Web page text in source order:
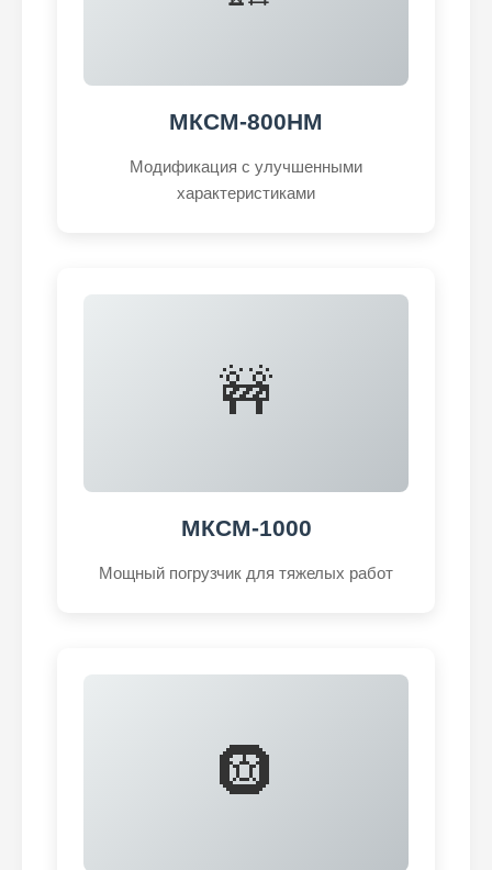
МКСМ-800НМ
Модификация с улучшенными
характеристиками
🚧
МКСМ-1000
Мощный погрузчик для тяжелых работ
🛞